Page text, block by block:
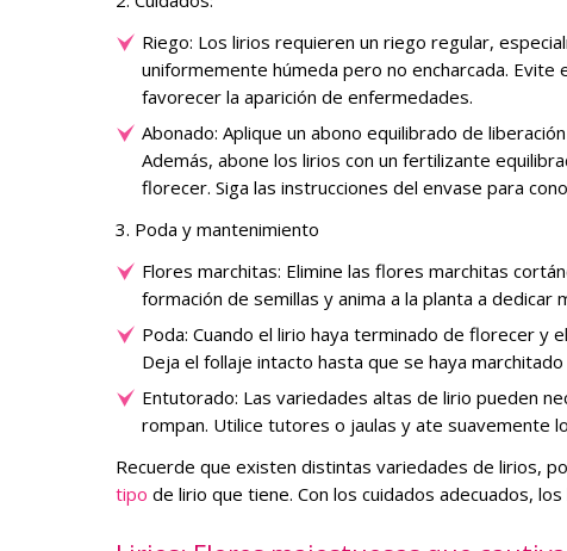
Riego: Los lirios requieren un riego regular,
uniformemente húmeda pero no encharcada.
favorecer la aparición de enfermedades.
Abonado: Aplique un abono equilibrado de
Además, abone los lirios con un fertilizante
florecer. Siga las instrucciones del envase para
3. Poda y mantenimiento
Flores marchitas: Elimine las flores marchitas
formación de semillas y anima a la planta a
Poda: Cuando el lirio haya terminado de florecer y
Deja el follaje intacto hasta que se haya
Entutorado: Las variedades altas de lirio pueden
rompan. Utilice tutores o jaulas y ate suavemente
Recuerde que existen distintas variedades de lirios,
tipo de lirio que tiene. Con los cuidados adecuados,